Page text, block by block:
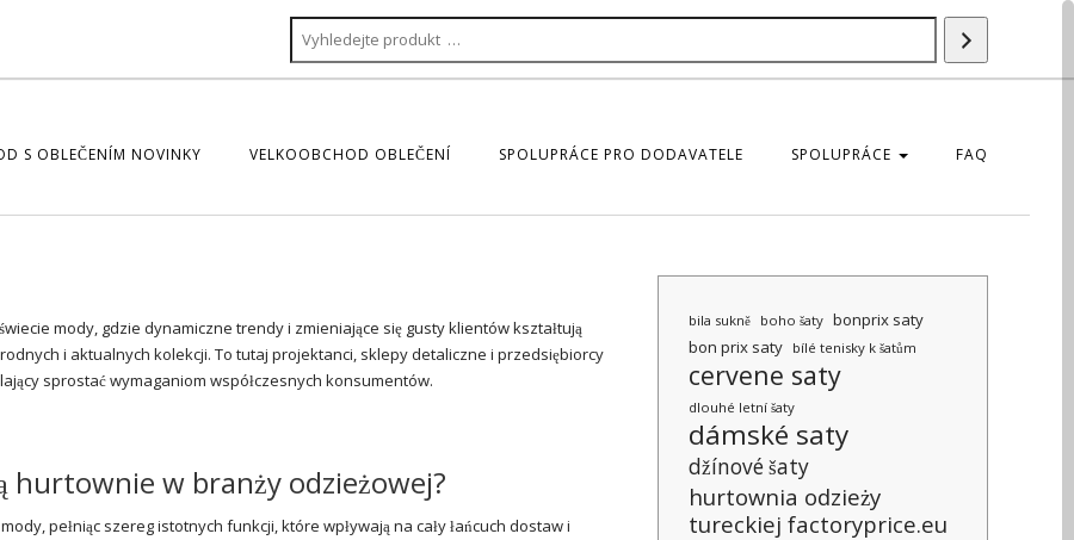
S OBLEČENÍM NOVINKY VELKOOBCHOD OBLEČENÍ SPOLUPRÁCE PRO DODAVATELE SPOLUPRÁCE FAQ
mody, gdzie dynamiczne trendy i zmieniające się gusty klientów kształtują
i aktualnych kolekcji. To tutaj projektanci, sklepy detaliczne i przedsiębiorcy
sprostać wymaganiom współczesnych konsumentów.
hurtownie w branży odzieżowej?
pełniąc szereg istotnych funkcji, które wpływają na cały łańcuch dostaw i
bila sukně boho šaty bonprix saty
bon prix saty
bílé tenisky k šatům
cervene saty
dlouhé letní šaty
dámské saty
džínové šaty
hurtownia odzieży
tureckiej factoryprice.eu